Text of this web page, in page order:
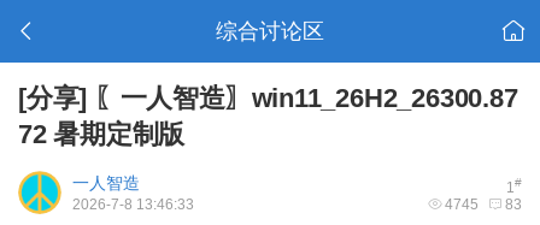
综合讨论区
[分享] 〖一人智造〗win11_26H2_26300.87
72 暑期定制版
1#
一人智造
4745 83
2026-7-8 13:46:33